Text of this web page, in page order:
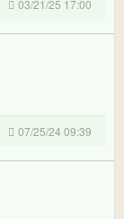
03/21/25 17:00
07/25/24 09:39